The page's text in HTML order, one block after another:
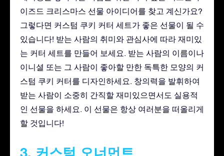
이즈드 크리스마스 선물 아이디어를 찾고 계신가요?
그렇다면 커스텀 쿠키 커터 세트가 좋은 선물이 될 수
있습니다! 받는 사람의 취미와 관심사에 따라 재미있
는 커터 세트를 만들어 보세요. 받는 사람의 이름이나
이니셜 또는 그 사람이 좋아할 만한 독특한 모양의 커
스텀 쿠키 커터를 디자인하세요. 창의력을 발휘하여
받는 사람이 소중히 간직할 재미있으면서도 실용적
인 선물을 하세요. 이 선물은 항상 여러분을 떠올리게
할 것입니다!
3. 커스텀 오너먼트